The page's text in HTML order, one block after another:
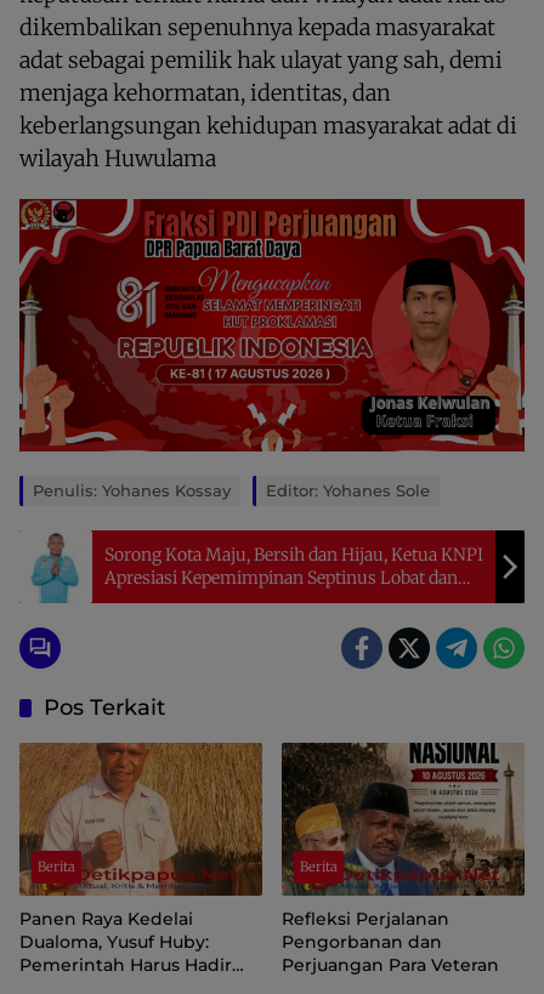
dikembalikan sepenuhnya kepada masyarakat
adat sebagai pemilik hak ulayat yang sah, demi
menjaga kehormatan, identitas, dan
keberlangsungan kehidupan masyarakat adat di
wilayah Huwulama
Penulis: Yohanes Kossay Editor: Yohanes Sole
Sorong Kota Maju, Bersih dan Hijau, Ketua KNPI
Apresiasi Kepemimpinan Septinus Lobat dan
Anshar Karim
Pos Terkait
Berita
Panen Raya Kedelai
Dualoma, Yusuf Huby:
Pemerintah Harus Hadir
Berita
Refleksi Perjalanan
Pengorbanan dan
Perjuangan Para Veteran